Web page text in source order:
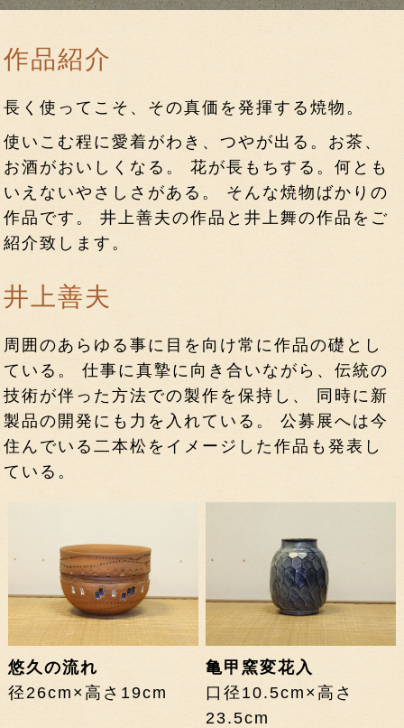
作品紹介
長く使ってこそ、その真価を発揮する焼物。
使いこむ程に愛着がわき、つやが出る。お茶、
お酒がおいしくなる。 花が長もちする。何とも
いえないやさしさがある。 そんな焼物ばかりの
作品です。 井上善夫の作品と井上舞の作品をご
紹介致します。
井上善夫
周囲のあらゆる事に目を向け常に作品の礎とし
ている。 仕事に真摯に向き合いながら、伝統の
技術が伴った方法での製作を保持し、 同時に新
製品の開発にも力を入れている。 公募展へは今
住んでいる二本松をイメージした作品も発表し
ている。
悠久の流れ
径26cm×高さ19cm
亀甲窯変花入
口径10.5cm×高さ
23.5cm